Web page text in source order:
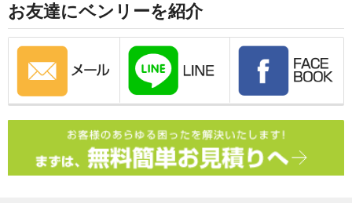
お友達にベンリーを紹介